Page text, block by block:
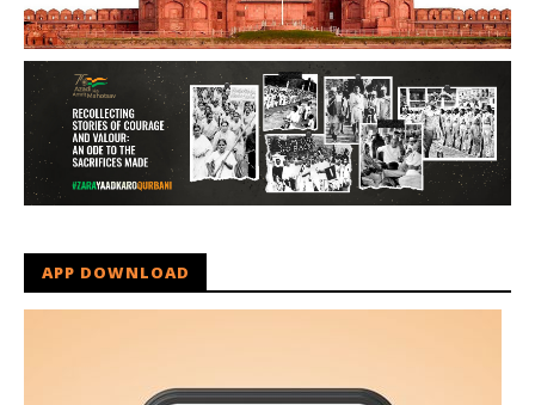
APP DOWNLOAD